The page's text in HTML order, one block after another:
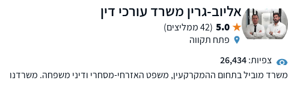
אליוב-גרין משרד עורכי דין
5.0 (42 ממליצים)
פתח תקווה
צפיות:26,434
משרד מוביל בתחום ההמקרקעין, משפט האזרחי-מסחרי ודיני משפחה. משרדנו